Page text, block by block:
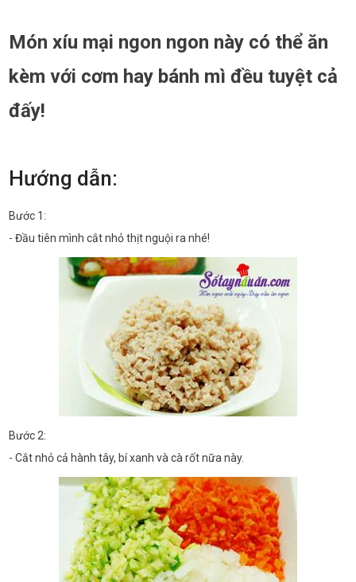
Món xíu mại ngon ngon này có thể ăn
kèm với cơm hay bánh mì đều tuyệt cả
đấy!
Hướng dẫn:
Bước 1:
- Đầu tiên mình cắt nhỏ thịt nguội ra nhé!
Bước 2:
- Cắt nhỏ cả hành tây, bí xanh và cà rốt nữa này.